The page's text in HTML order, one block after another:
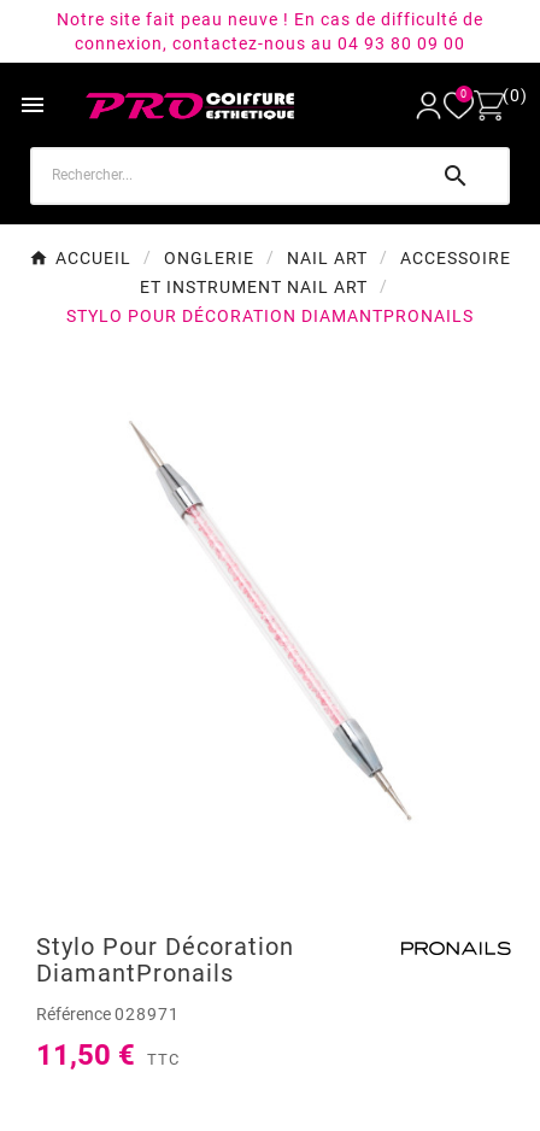
Notre site fait peau neuve ! En cas de difficulté de
connexion, contactez-nous au 04 93 80 09 00
 0 (0)

ACCUEIL ONGLERIE NAIL ART
ACCESSOIRE
ET INSTRUMENT NAIL ART
STYLO POUR DÉCORATION DIAMANTPRONAILS
Stylo Pour Décoration
DiamantPronails
Référence028971
11,50 € TTC